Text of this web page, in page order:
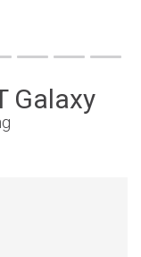
Galaxy